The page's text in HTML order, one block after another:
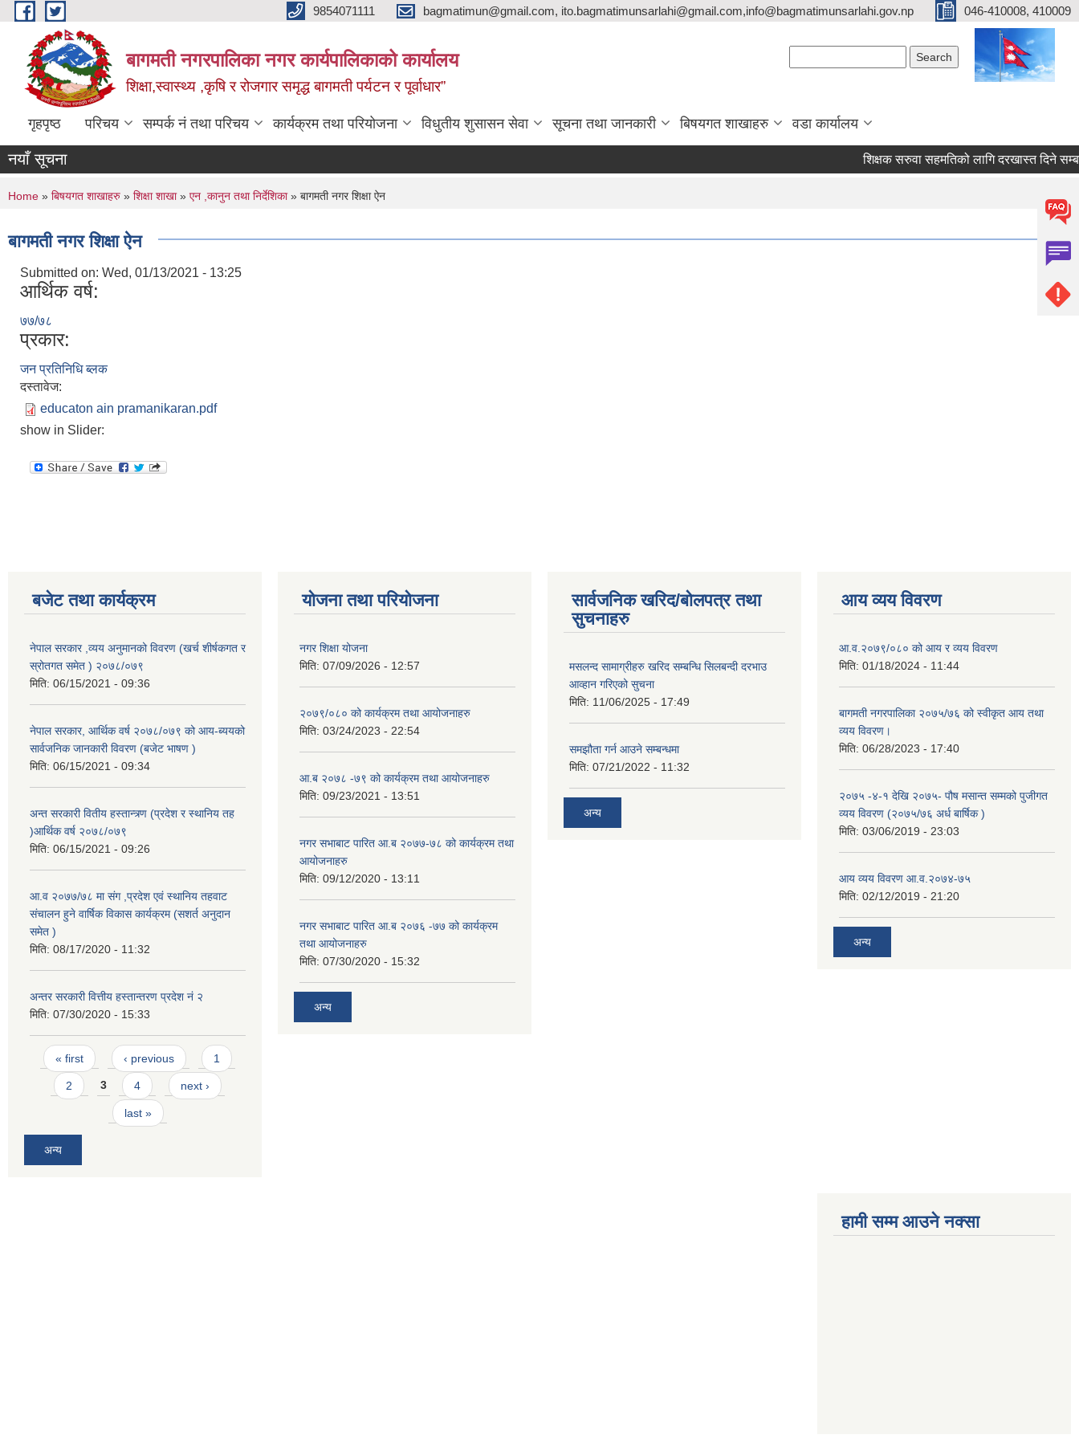
Skip to main content 9854071111 bagmatimun@gmail.com, ito.bagmatimunsarlahi@gmail.com,info@bagmatimunsarlahi.gov.np 046-410008, 410009
बागमती नगरपालिका नगर कार्यपालिकाको कार्यालय
शिक्षा,स्वास्थ्य ,कृषि र रोजगार समृद्ध बागमती पर्यटन र पूर्वाधार”
गृहपृष्ठ परिचय सम्पर्क नं तथा परिचय कार्यक्रम तथा परियोजना विधुतीय शुसासन सेवा सूचना तथा जानकारी बिषयगत शाखाहरु वडा कार्यालय
नयाँ सूचना शिक्षक सरुवा सहमतिको लागि दरखास्त दिने
You are here
Home » बिषयगत शाखाहरु » शिक्षा शाखा» एन ,कानुन तथा निर्देशिका» बागमती नगर शिक्षा ऐन
बागमती नगर शिक्षा ऐन
Submitted on: Wed, 01/13/2021 - 13:25
आर्थिक वर्ष:
७७/७८
प्रकार:
जन प्रतिनिधि ब्लक
दस्तावेज:
educaton ain pramanikaran.pdf
show in Slider:
बजेट तथा कार्यक्रम
नेपाल सरकार ,व्यय अनुमानको विवरण (खर्च शीर्षकगत र
स्रोतगत समेत ) २०७८/०७९
मिति: 06/15/2021 - 09:36
नेपाल सरकार, आर्थिक वर्ष २०७८/०७९ को आय-ब्ययको
सार्वजनिक जानकारी विवरण (बजेट भाषण )
मिति: 06/15/2021 - 09:34
अन्त सरकारी वितीय हस्तान्त्र्ण (प्रदेश र स्थानिय तह
)आर्थिक वर्ष २०७८/०७९
मिति: 06/15/2021 - 09:26
आ.व २०७७/७८ मा संग ,प्रदेश एवं स्थानिय तहवाट
संचालन हुने वार्षिक विकास कार्यक्रम (सशर्त अनुदान
समेत )
मिति: 08/17/2020 - 11:32
अन्तर सरकारी वित्तीय हस्तान्तरण प्रदेश नं २
मिति: 07/30/2020 - 15:33
Pages
« first ‹ previous 1
2 3 4 next ›
last »
अन्य
योजना तथा परियोजना
नगर शिक्षा योजना
मिति: 07/09/2026 - 12:57
२०७९/०८० को कार्यक्रम तथा आयोजनाहरु
मिति: 03/24/2023 - 22:54
आ.ब २०७८ -७९ को कार्यक्रम तथा आयोजनाहरु
मिति: 09/23/2021 - 13:51
नगर सभाबाट पारित आ.ब २०७७-७८ को कार्यक्रम तथा
आयोजनाहरु
मिति: 09/12/2020 - 13:11
नगर सभाबाट पारित आ.ब २०७६ -७७ को कार्यक्रम
तथा आयोजनाहरु
मिति: 07/30/2020 - 15:32
अन्य
सार्वजनिक खरिद/बोलपत्र तथा
सुचनाहरु
मसलन्द सामाग्रीहरु खरिद सम्बन्धि सिलबन्दी दरभाउ
आव्हान गरिएको सुचना
मिति: 11/06/2025 - 17:49
समझौता गर्न आउने सम्बन्धमा
मिति: 07/21/2022 - 11:32
अन्य
आय व्यय विवरण
आ.व.२०७९/०८० को आय र व्यय विवरण
मिति: 01/18/2024 - 11:44
बागमती नगरपालिका २०७५/७६ को स्वीकृत आय तथा
व्यय विवरण।
मिति: 06/28/2023 - 17:40
२०७५ -४-१ देखि २०७५- पौष मसान्त सम्मको पुजीगत
व्यय विवरण (२०७५/७६ अर्ध बार्षिक )
मिति: 03/06/2019 - 23:03
आय व्यय विवरण आ.व.२०७४-७५
मिति: 02/12/2019 - 21:20
अन्य
हामी सम्म आउने नक्सा